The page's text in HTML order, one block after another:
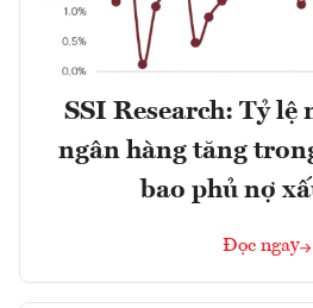
SSI Research: Tỷ lệ
ngân hàng tăng
bao phủ nợ
Đọc ngay